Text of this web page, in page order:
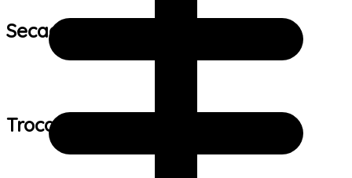
Secagem:
Trocas e devoluções: